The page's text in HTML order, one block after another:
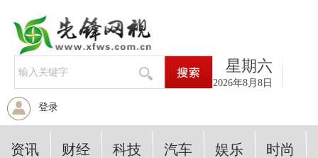
星期六
2026年8月8日
登录
资讯 财经 科技 汽车 娱乐 时尚